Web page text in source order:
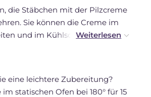
die Stäbchen mit der Pilzcreme
Sie können die Creme im
und im Kühlschrank
eine leichtere Zubereitung?
im statischen Ofen bei 180° für 15